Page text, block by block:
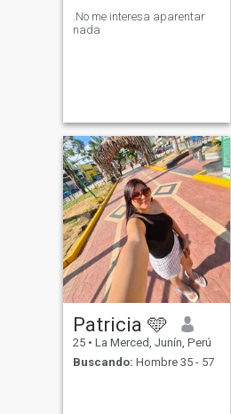
.No me interesa aparentar
nada
Patricia 🩵
25 • La Merced, Junín, Perú
Buscando: Hombre 35 - 57